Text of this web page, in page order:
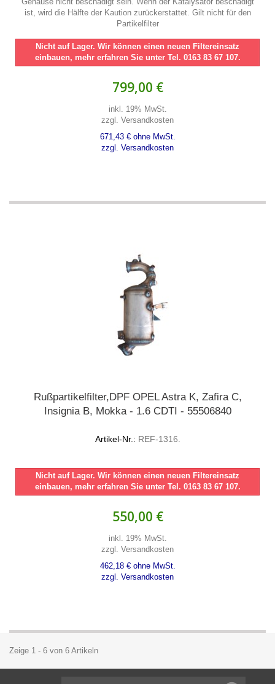
ist, wird die Hälfte der Kaution zurückerstattet. Gilt nicht für den
Partikelfilter
Nicht auf Lager. Wir können einen neuen Filtereinsatz
einbauen, mehr erfahren Sie unter Tel. 0163 83 67 107.
799,00 €
inkl. 19% MwSt.
zzgl. Versandkosten
671,43 € ohne MwSt.
zzgl. Versandkosten
Rußpartikelfilter,DPF OPEL Astra K, Zafira C,
Insignia B, Mokka - 1.6 CDTI - 55506840
Artikel-Nr.: REF-1316.
Nicht auf Lager. Wir können einen neuen Filtereinsatz
einbauen, mehr erfahren Sie unter Tel. 0163 83 67 107.
550,00 €
inkl. 19% MwSt.
zzgl. Versandkosten
462,18 € ohne MwSt.
zzgl. Versandkosten
Zeige 1 - 6 von 6 Artikeln